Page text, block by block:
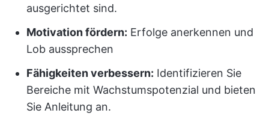
ausgerichtet sind.
Motivation fördern: Erfolge anerkennen und
Lob aussprechen
Fähigkeiten verbessern: Identifizieren Sie
Bereiche mit Wachstumspotenzial und bieten
Sie Anleitung an.